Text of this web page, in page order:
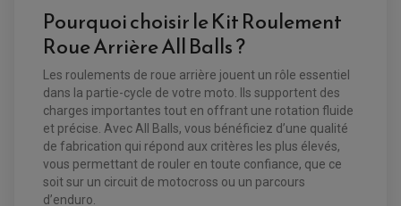
Pourquoi choisir le Kit Roulement
Roue Arrière All Balls ?
Les roulements de roue arrière jouent un rôle essentiel
dans la partie-cycle de votre moto. Ils supportent des
charges importantes tout en offrant une rotation fluide
et précise. Avec All Balls, vous bénéficiez d’une qualité
de fabrication qui répond aux critères les plus élevés,
vous permettant de rouler en toute confiance, que ce
soit sur un circuit de motocross ou un parcours
d’enduro.